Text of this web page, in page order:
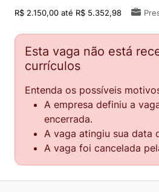
R$ 2.150,00 até R$ 5.352,98
Esta vaga não está
currículos
Entenda os possíveis
A empresa definiu a
encerrada.
A vaga atingiu sua data
A vaga foi cancelada